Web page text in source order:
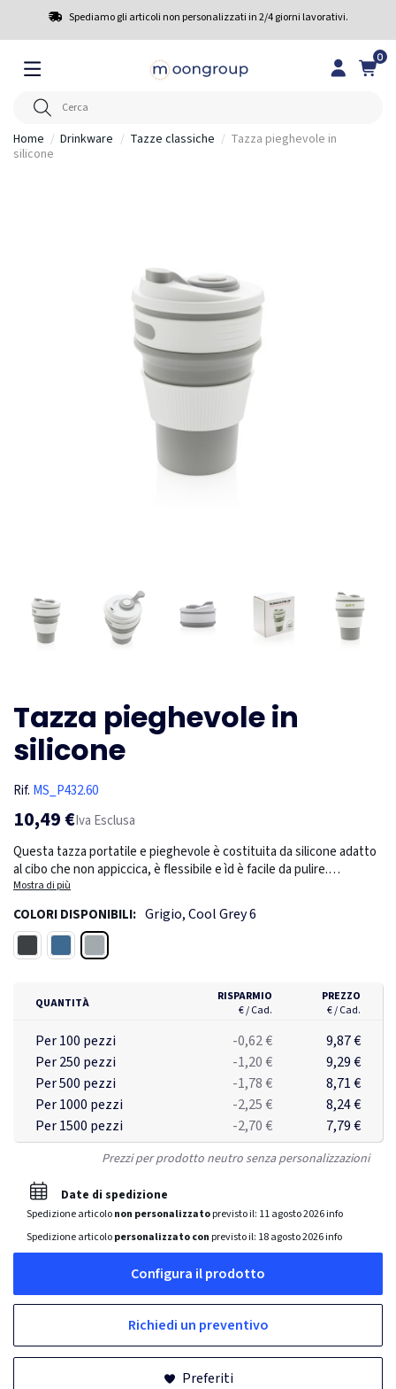
Spediamo gli articoli non personalizzati in 2/4 giorni lavorativi.
0
Home Drinkware Tazze classiche
Tazza pieghevole in
silicone
Tazza pieghevole in
silicone
Rif. MS_P432.60
10,49 €Iva Esclusa
Questa tazza portatile e pieghevole è costituita da silicone adatto
al cibo che non appiccica, è flessibile e ìd è facile da pulire.
Salvaspazio è ideale per l'outdoor o i tuoi viaggi. Va in lavastoviglie e
non contiene BPA. Farla bollire per qualche minuto per il primo
utilizzo. Capacità 350 ml.
Mostra di più
COLORI DISPONIBILI: Grigio, Cool Grey 6
QUANTITÀ
RISPARMIO
€ / Cad.
PREZZO
€ / Cad.
Per 100 pezzi -0,62 €
9,87 €
Per 250 pezzi
-1,20 €
9,29 €
Per 500 pezzi
-1,78 €
8,71 €
Per 1000 pezzi
-2,25 €
8,24 €
Per 1500 pezzi
-2,70 € 7,79 €
Prezzi per prodotto neutro senza personalizzazioni
Date di spedizione
Spedizione articolonon personalizzatoprevisto il: 11 agosto 2026info
Spedizione articolopersonalizzato con previsto il: 18 agosto 2026info
Configura il prodotto
Richiedi un preventivo
Preferiti